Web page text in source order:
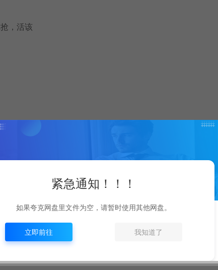
，活该
Rabbit_and_Steel/
选择 中文
紧急通知！！！
如果夸克网盘里文件为空，请暂时使用其他网盘。
立即前往 我知道了